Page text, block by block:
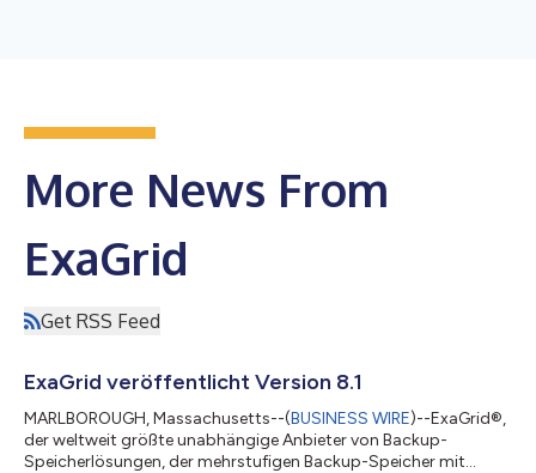
More News From
ExaGrid
Get RSS Feed
ExaGrid veröffentlicht Version 8.1
MARLBOROUGH, Massachusetts--(BUSINESS WIRE)--ExaGrid®,
der weltweit größte unabhängige Anbieter von Backup-
Speicherlösungen, der mehrstufigen Backup-Speicher mit